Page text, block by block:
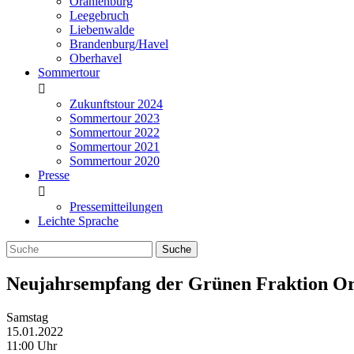
Leegebruch
Liebenwalde
Brandenburg/Havel
Oberhavel
Sommertour
Zukunftstour 2024
Sommertour 2023
Sommertour 2022
Sommertour 2021
Sommertour 2020
Presse
Pressemitteilungen
Leichte Sprache
Neujahrsempfang der Grünen Fraktion
Samstag
15.01.2022
11:00 Uhr